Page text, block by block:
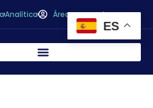
Analítica Área personal
ES